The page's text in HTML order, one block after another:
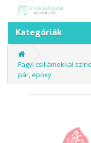
Kategóriák
Fagyi csillámokkal
pár, epoxy